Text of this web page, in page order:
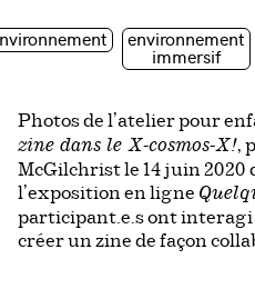
environnement
immersif
Photos de l’atelier pour
zine dans le X-cosmos-X!,
McGilchrist le 14 juin 2020
l’exposition en ligne
participant.e.s ont interagi
créer un zine de façon